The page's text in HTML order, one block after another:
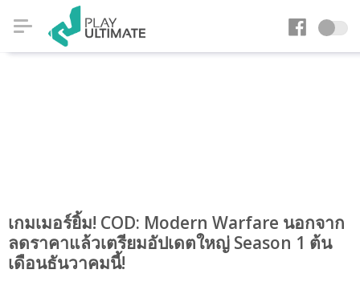
เกมเมอร์ยิ้ม! COD: Modern Warfare นอกจาก
ลดราคาแล้วเตรียมอัปเดตใหญ่ Season 1 ต้น
เดือนธันวาคมนี้!